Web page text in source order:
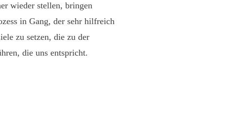
wieder stellen, bringen
in Gang, der sehr hilfreich
zu setzen, die zu der
die uns entspricht.